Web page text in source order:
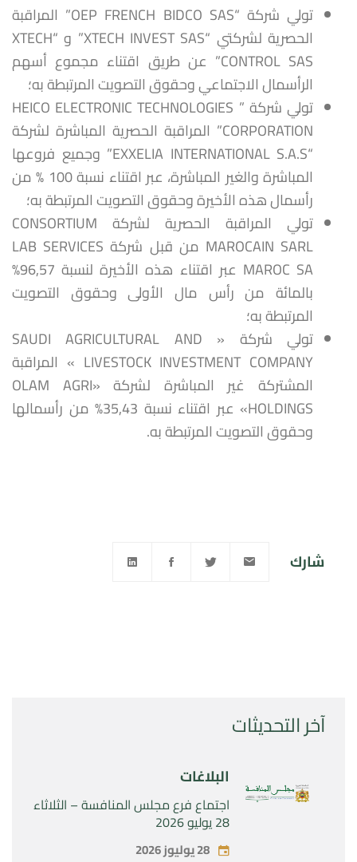
آخر التحديثات
البلاغات
اجتماع فرع مجلس المنافسة – الثلاثاء
28 يوليو 2026
28 يوليوز 2026
تولي شركة “OEP FRENCH BIDCO SAS” المراقبة
الحصرية لشركتي “XTECH INVEST SAS” و “XTECH
CONTROL SAS” عن طريق اقتناء مجموع أسهم
الرأسمال الاجتماعي وحقوق التصويت المرتبطة به؛
تولي شركة ” HEICO ELECTRONIC TECHNOLOGIES
CORPORATION” المراقبة الحصرية المباشرة لشركة
“EXXELIA INTERNATIONAL S.A.S” وجميع فروعها
المباشرة والغير المباشرة، عبر اقتناء نسبة 100 % من
رأسمال هذه الأخيرة وحقوق التصويت المرتبطة به؛
تولي المراقبة الحصرية لشركة CONSORTIUM
MAROCAIN SARL من قبل شركة LAB SERVICES
MAROC SA عبر اقتناء هذه الأخيرة لنسبة 96,57%
بالمائة من رأس مال الأولى وحقوق التصويت
المرتبطة به؛
تولي شركة « SAUDI AGRICULTURAL AND
LIVESTOCK INVESTMENT COMPANY » المراقبة
المشتركة غير المباشرة لشركة «OLAM AGRI
HOLDINGS» عبر اقتناء نسبة 35,43% من رأسمالها
وحقوق التصويت المرتبطة به.
شارك